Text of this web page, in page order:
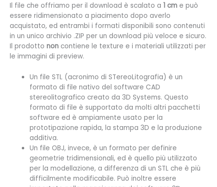
Il file che offriamo per il download è scalato a 1 cm e può
essere ridimensionato a piacimento dopo averlo
acquistato, ed entrambi i formati disponibili sono contenuti
in un unico archivio .ZIP per un download più veloce e sicuro.
Il prodotto non contiene le texture e i materiali utilizzati per
le immagini di preview.
Un file STL (acronimo di STereoLitografia) è un
formato di file nativo del software CAD
stereolitografico creato da 3D Systems. Questo
formato di file è supportato da molti altri pacchetti
software ed è ampiamente usato per la
prototipazione rapida, la stampa 3D e la produzione
additiva.
Un file OBJ, invece, è un formato per definire
geometrie tridimensionali, ed è quello più utilizzato
per la modellazione, a differenza di un STL che è più
difficilmente modificabile. Può inoltre essere